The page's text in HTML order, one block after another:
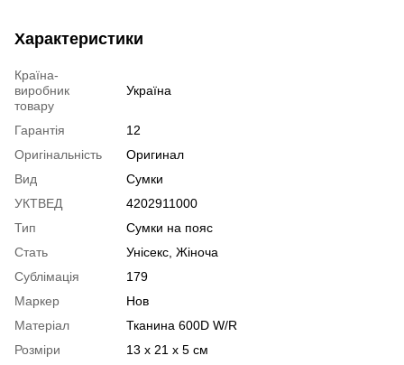
Характеристики
Країна-
виробник
товару
Україна
Гарантія
12
Оригінальність
Оригинал
Вид
Сумки
УКТВЕД
4202911000
Тип
Сумки на пояс
Стать
Унісекс, Жіноча
Сублімація
179
Маркер
Нов
Матеріал
Тканина 600D W/R
Розміри
13 x 21 x 5 см